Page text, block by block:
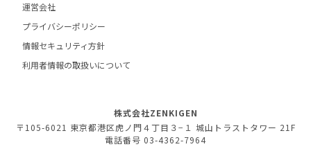
運営会社
プライバシーポリシー
情報セキュリティ方針
利用者情報の取扱いについて
株式会社ZENKIGEN
〒105-6021 東京都港区虎ノ門４丁目３−１ 城山トラストタワー 21F
電話番号 03-4362-7964